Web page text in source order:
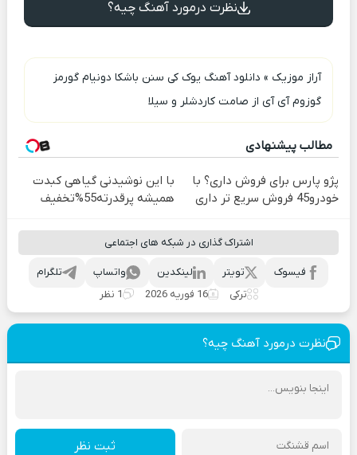
نظرت درمورد آهنگ چیه؟
آراز موزیک » دانلود آهنگ یوک کی سنن باشکا دونیام گورمز
گوزوم آی آی از صامت کاردشلر و سیلا
مطالب پیشنهادی
پژو پارس برای فروش داری؟ با
خودرو45 فروش سریع تر داری
با این نوشیدنی گیاهی کبدت
همیشه پرقدرته55%تخفیف
اشتراک گذاری در شبکه های اجتماعی
تلگرام واتساپ لینکدین تویتر
فیسوک
ترکی
16 فوریه 2026 1 نظر
نظرت درمورد آهنگ چیه؟
ثبت نظر